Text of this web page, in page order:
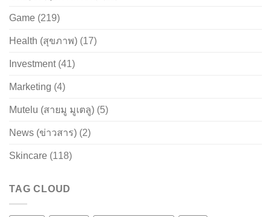
Game (219)
Health (สุขภาพ) (17)
Investment(41)
Marketing (4)
Mutelu (สายมู มูเตลู) (5)
News (ข่าวสาร) (2)
Skincare (118)
TAG CLOUD